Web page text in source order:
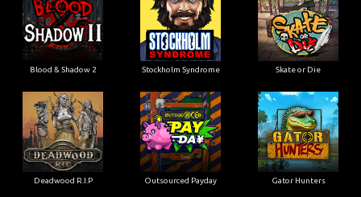
Blood & Shadow 2 Stockholm Syndrome Skate or Die
Deadwood R.I.P Outsourced Payday Gator Hunters